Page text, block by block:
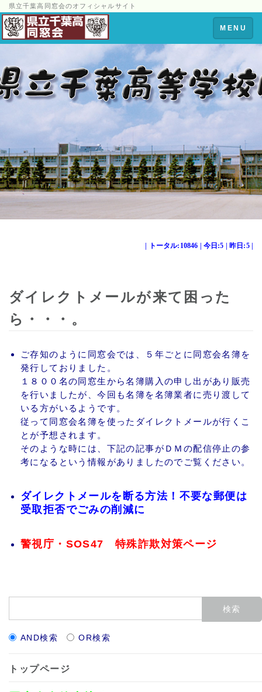
県立千葉高同窓会のオフィシャルサイト
Toggle
navigation
MENU
| トータル:10846 | 今日:5 | 昨日:5 |
ダイレクトメールが来て困った
ら・・・。
ご存知のように同窓会では、５年ごとに同窓会名簿を
発行しておりました。
１８００名の同窓生から名簿購入の申し出があり販売
を行いましたが、今回も名簿を名簿業者に売り渡して
いる方がいるようです。
従って同窓会名簿を使ったダイレクトメールが行くこ
とが予想されます。
そのような時には、下記の記事がＤＭの配信停止の参
考になるという情報がありましたのでご覧ください。
ダイレクトメールを断る方法！不要な郵便は
受取拒否でごみの削減に
警視庁・SOS47 特殊詐欺対策ページ
AND検索 OR検索
トップページ